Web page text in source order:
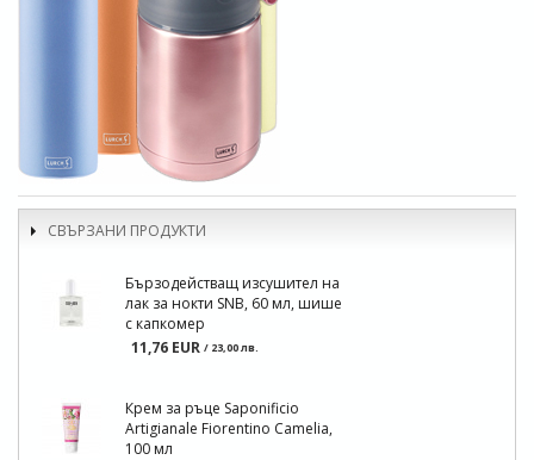
СВЪРЗАНИ ПРОДУКТИ
Бързодействащ изсушител на
лак за нокти SNB, 60 мл, шише
с капкомер
11,76 EUR / 23,00 лв.
Крем за ръце Saponificio
Artigianale Fiorentino Camelia,
100 мл